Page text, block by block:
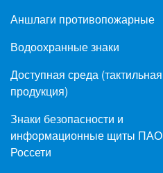
Аншлаги противопожарные
Водоохранные знаки
Доступная среда (тактильная
продукция)
Знаки безопасности и
информационные щиты ПАО
Россети